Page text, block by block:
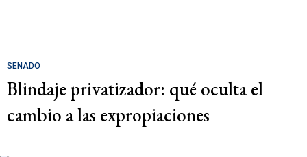
SENADO
Blindaje privatizador: qué oculta el
cambio a las expropiaciones